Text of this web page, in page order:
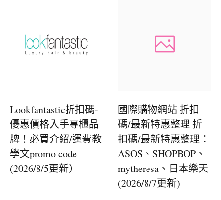
Lookfantastic折扣碼-
優惠價格入手專櫃品
牌！必買介紹/運費教
學文promo code
(2026/8/5更新）
國際購物網站 折扣
碼/最新特惠整理 折
扣碼/最新特惠整理：
ASOS、SHOPBOP、
mytheresa、日本樂天
(2026/8/7更新)